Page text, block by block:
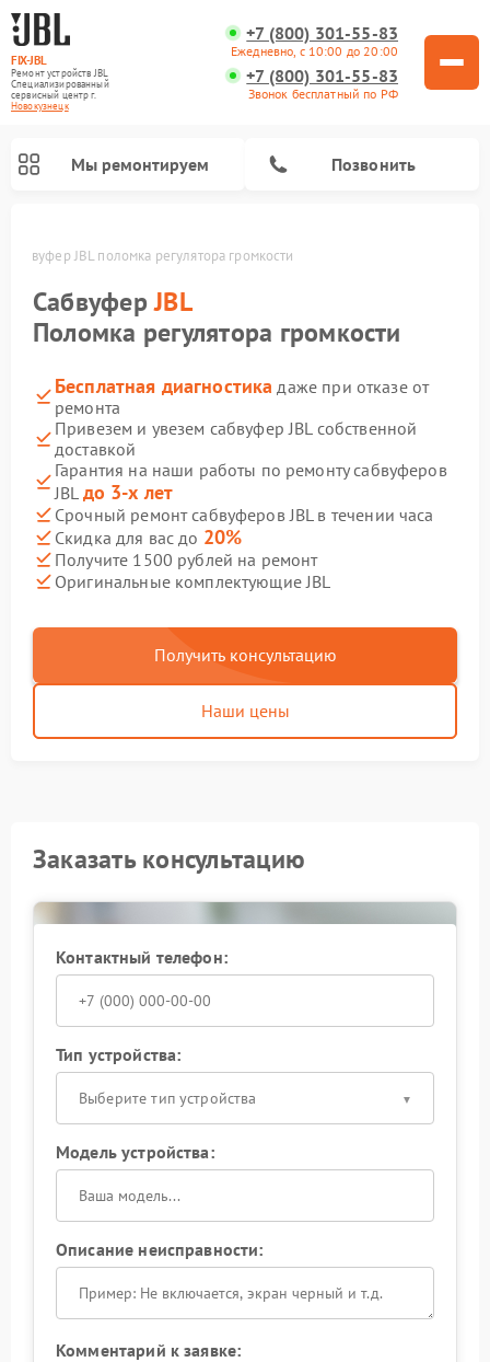
FIX-JBL
Ремонт устройств JBL
Специализированный
cервисный центр г.
Новокузнецк
+7 (800) 301-55-83
Ежедневно, с 10:00 до 20:00
+7 (800) 301-55-83
Звонок бесплатный по РФ
Мы ремонтируем Позвонить
Сабвуфер JBL поломка регулятора громкости
СабвуферJBL
Поломка регулятора громкости
Бесплатная диагностика даже при отказе от
ремонта
Привезем и увезем сабвуфер JBL собственной
доставкой
Гарантия на наши работы по ремонту сабвуферов
JBL до 3-х лет
Срочный ремонт сабвуферов JBL в течении часа
Скидка для вас до 20%
Получите 1500 рублей на ремонт
Оригинальные комплектующие JBL
Получить консультацию
Наши цены
Заказать консультацию
Контактный телефон:
Тип устройства:
Выберите тип устройства
Модель устройства:
Описание неисправности:
Комментарий к заявке: